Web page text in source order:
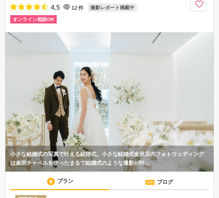
4.5 12件 撮影レポート掲載中
オンライン相談OK
小さな結婚式の写真で叶える結婚式。小さな結婚式金沢店のフォトウェディング
は金沢チャペルを使ったまるで結婚式のような撮影が叶…
プラン ブログ